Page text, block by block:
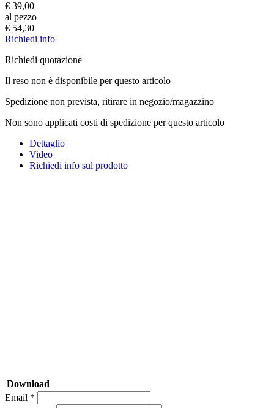
€ 39,00
al pezzo
€ 54,30
Richiedi info
Richiedi quotazione
Il reso non è disponibile per questo articolo
Spedizione non prevista, ritirare in negozio/magazzino
Non sono applicati costi di spedizione per questo articolo
Dettaglio
Video
Richiedi info sul prodotto
Download
Email *